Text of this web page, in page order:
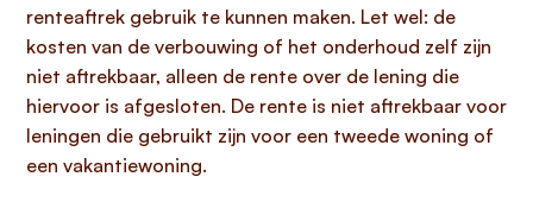
renteaftrek gebruik te kunnen maken. Let wel: de
kosten van de verbouwing of het onderhoud zelf zijn
niet aftrekbaar, alleen de rente over de lening die
hiervoor is afgesloten. De rente is niet aftrekbaar voor
leningen die gebruikt zijn voor een tweede woning of
een vakantiewoning.